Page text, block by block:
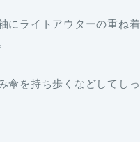
にライトアウターの重ね
傘を持ち歩くなどしてし